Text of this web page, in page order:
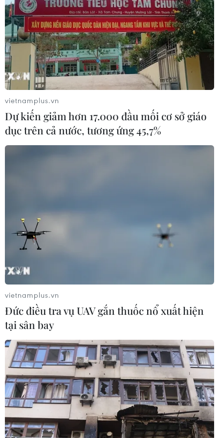
Đảm bảo vệ sinh an toàn
nhân bị đau bụng tiêu chảy, buồn nôn... phải nhập viện.
Quảng Nam: 16 học sinh ngộ độc, nghi do
ăn kem mua ở cổng trường
20/04/2023 06:03
vietnamplus.vn
Dự kiến giảm hơn 17.000 đầu mối cơ sở giáo
dục trên cả nước, tương ứng 45,7%
vietnamplus.vn
Đức điều tra vụ UAV gắn thuốc nổ xuất hiện
tại sân bay